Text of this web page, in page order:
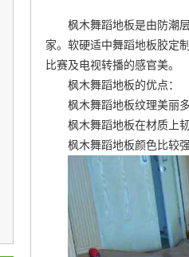
枫木舞蹈地板是由防潮
家。软硬适中舞蹈地板胶定
比赛及电视转播的感官美。
枫木舞蹈地板的优点：
枫木舞蹈地板纹理美丽
枫木舞蹈地板在材质上
枫木舞蹈地板颜色比较